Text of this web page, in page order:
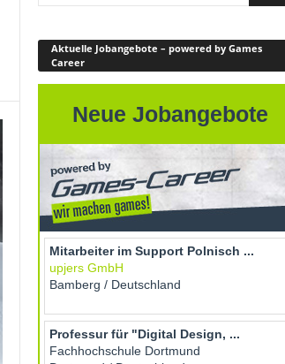
Aktuelle Jobangebote – powered by Games
Career